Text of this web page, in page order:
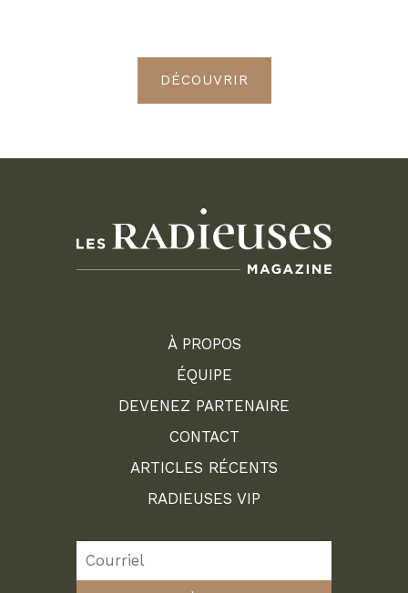
DÉCOUVRIR
À PROPOS
ÉQUIPE
DEVENEZ PARTENAIRE
CONTACT
ARTICLES RÉCENTS
RADIEUSES VIP